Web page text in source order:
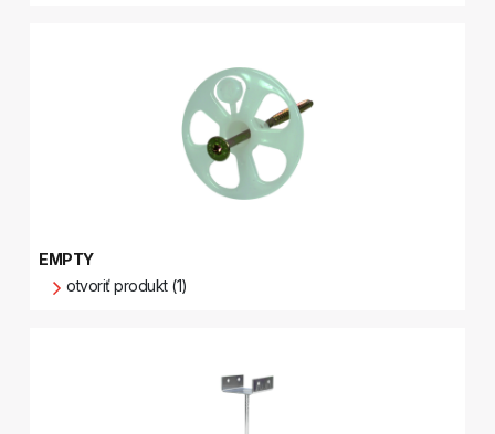
EMPTY
otvoriť produkt (1)